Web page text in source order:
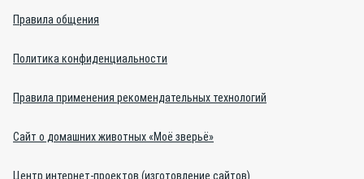
Правила общения
Политика конфиденциальности
Правила применения рекомендательных технологий
Сайт о домашних животных «Моё зверьё»
Центр интернет-проектов (изготовление сайтов)